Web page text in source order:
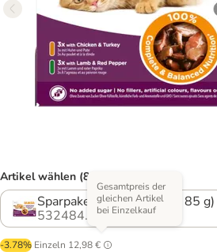
Artikel wählen (8 Varianten)
Sparpaket: in Sauce (24 x 85 g)
532484.14
-3.78% Einzeln 12,98 €
Gesamtpreis der
gleichen Artikel
bei Einzelkauf